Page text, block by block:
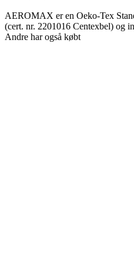
AEROMAX er en Oeko-Tex
(cert. nr. 2201016 Centexbel) og
Andre har også købt